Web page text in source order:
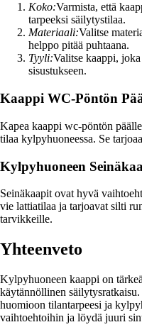
Koko:Varmista, että
tarpeeksi säilytystilaa.
Materiaali:Valitse
helppo pitää puhtaana.
Tyyli:Valitse kaappi,
sisustukseen.
Kaappi WC-Pöntön
Kapea kaappi wc-pöntön
tilaa kylpyhuoneessa. Se
Kylpyhuoneen
Seinäkaapit ovat hyvä
vie lattiatilaa ja tarjoavat silti
tarvikkeille.
Yhteenveto
Kylpyhuoneen kaappi on
käytännöllinen
huomioon tilantarpeesi ja
vaihtoehtoihin ja löydä juuri